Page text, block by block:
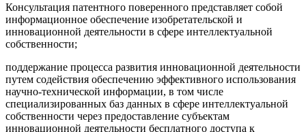
Консультация патентного поверенного представляет собой
информационное обеспечение изобретательской и
инновационной деятельности в сфере интеллектуальной
собственности;
поддержание процесса развития инновационной деятельности
путем содействия обеспечению эффективного использования
научно-технической информации, в том числе
специализированных баз данных в сфере интеллектуальной
собственности через предоставление субъектам
инновационной деятельности бесплатного доступа к